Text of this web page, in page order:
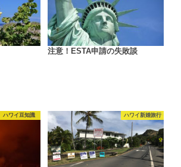
注意！ESTA申請の失敗談
ハワイ豆知識 ハワイ新婚旅行